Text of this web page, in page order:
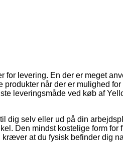
for levering. En der er meget
produkter når der er mulighed for
leveringsmåde ved køb af
dig selv eller ud på din
Den mindst kostelige form for
at du fysisk befinder dig